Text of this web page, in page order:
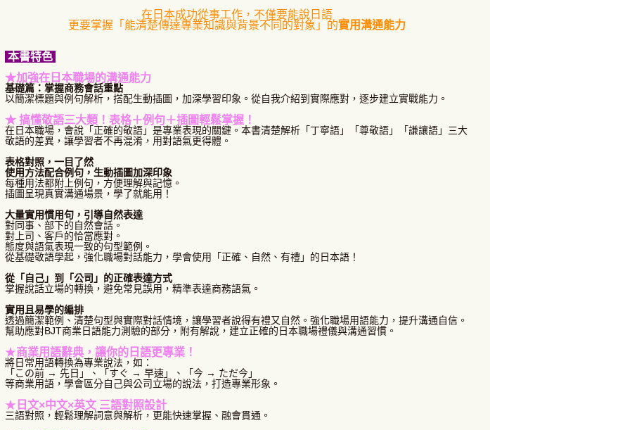
在日本成功從事工作，不僅要能說日語
更要掌握「能清楚傳達專業知識與背景不同的對象」的實用溝通能力
本書特色
★加強在日本職場的溝通能力
基礎篇：掌握商務會話重點
以簡潔標題與例句解析，搭配生動插圖，加深學習印象。從自我介紹到實際應對，逐步建立實戰能力。
★ 搞懂敬語三大類！表格＋例句＋插圖輕鬆掌握！
在日本職場，會說「正確的敬語」是專業表現的關鍵。本書清楚解析「丁寧語」「尊敬語」「謙讓語」三大
敬語的差異，讓學習者不再混淆，用對語氣更得體。
表格對照，一目了然
使用方法配合例句，生動插圖加深印象
每種用法都附上例句，方便理解與記憶。
插圖呈現真實溝通場景，學了就能用！
大量實用慣用句，引導自然表達
對同事、部下的自然會話。
對上司、客戶的恰當應對。
態度與語氣表現一致的句型範例。
從基礎敬語學起，強化職場對話能力，學會使用「正確、自然、有禮」的日本語！
從「自己」到「公司」的正確表達方式
掌握說話立場的轉換，避免常見誤用，精準表達商務語氣。
實用且易學的編排
透過簡潔範例、清楚句型與實際對話情境，讓學習者說得有禮又自然。強化職場用語能力，提升溝通自信。
幫助應對BJT商業日語能力測驗的部分，附有解說，建立正確的日本職場禮儀與溝通習慣。
★商業用語辭典，讓你的日語更專業！
將日常用語轉換為專業說法，如：
「この前 → 先日」、「すぐ → 早速」、「今 → ただ今」
等商業用語，學會區分自己與公司立場的說法，打造專業形象。
★ 日文×中文×英文 三語對照設計
三語對照，輕鬆理解詞意與解析，更能快速掌握、融會貫通。